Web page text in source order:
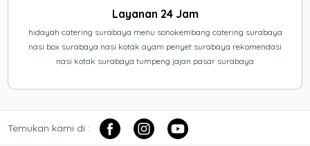
Layanan 24 Jam
hidayah catering surabaya menu sonokembang catering surabaya
nasi box surabaya nasi kotak ayam penyet surabaya rekomendasi
nasi kotak surabaya tumpeng jajan pasar surabaya
Temukan kami di :